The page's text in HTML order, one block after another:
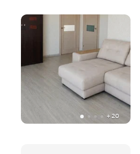
+ 20